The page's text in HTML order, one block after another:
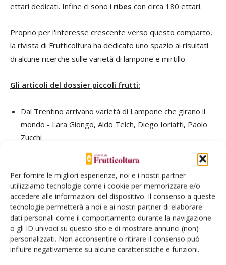
Per fornire le migliori esperienze, noi e i nostri partner
utilizziamo tecnologie come i cookie per memorizzare e/o
accedere alle informazioni del dispositivo. Il consenso a queste
tecnologie permetterà a noi e ai nostri partner di elaborare
dati personali come il comportamento durante la navigazione
o gli ID univoci su questo sito e di mostrare annunci (non)
personalizzati. Non acconsentire o ritirare il consenso può
influire negativamente su alcune caratteristiche e funzioni.
ettari dedicati. Infine ci sono i ribes con circa 180 ettari.
Proprio per l'interesse crescente verso questo comparto,
la rivista di Frutticoltura ha dedicato uno spazio ai risultati
di alcune ricerche sulle varietà di lampone e mirtillo.
Gli articoli del dossier piccoli frutti:
Dal Trentino arrivano varietà di Lampone che girano il
mondo - Lara Giongo, Aldo Telch, Diego Ioriatti, Paolo
Zucchi
Il mirtillo in Val di Non può essere una coltura sostenibile
alternativa - L. Giongo, M. Ajelli, S. Conci, S. Dalpiaz, L.
Lovatti, Massimiliano Gremes
In Piemonte si espande la coltivazione del mirtillo
gigante - Cristiano Carli, Roberto Giordano